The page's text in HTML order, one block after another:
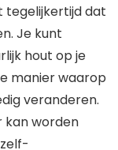
tegelijkertijd dat
Je kunt
hout op je
manier waarop
veranderen.
kan worden